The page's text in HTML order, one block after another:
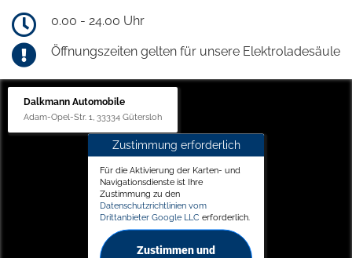
0.00 - 24.00 Uhr
Öffnungszeiten gelten für unsere Elektroladesäule
Dalkmann Automobile
Adam-Opel-Str. 1, 33334 Gütersloh
Zustimmung erforderlich
Für die Aktivierung der Karten- und
Navigationsdienste ist Ihre
Zustimmung zu den
Datenschutzrichtlinien vom
Drittanbieter Google LLC erforderlich.
Zustimmen und